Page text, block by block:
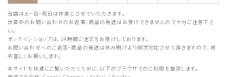
当店は土・日・祝日は休業とさせていただきます。
休業中のお問い合わせのお返事、商品の発送はお受けできませんので十分ご注意下さ
い。
オンラインショップは、24時間ご注文をお受けしております。
お問い合わせへのご返答・商品の発送は休み明けより順次対応させて頂きますので、何
卒宜しくお願いします。
本サイトを快適にご覧いただくために、以下のブラウザでのご利用を推奨します。